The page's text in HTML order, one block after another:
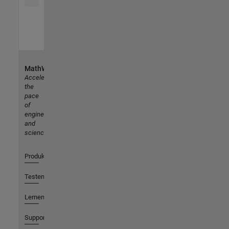
MathWorks
Accelerating
the
pace
of
engineering
and
science
Produkte
Testen oder Kaufen
Lernen
Support